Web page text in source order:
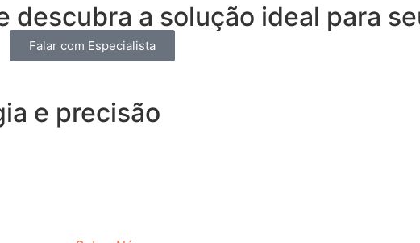
descubra a solução ideal para
Falar com Especialista
e precisão